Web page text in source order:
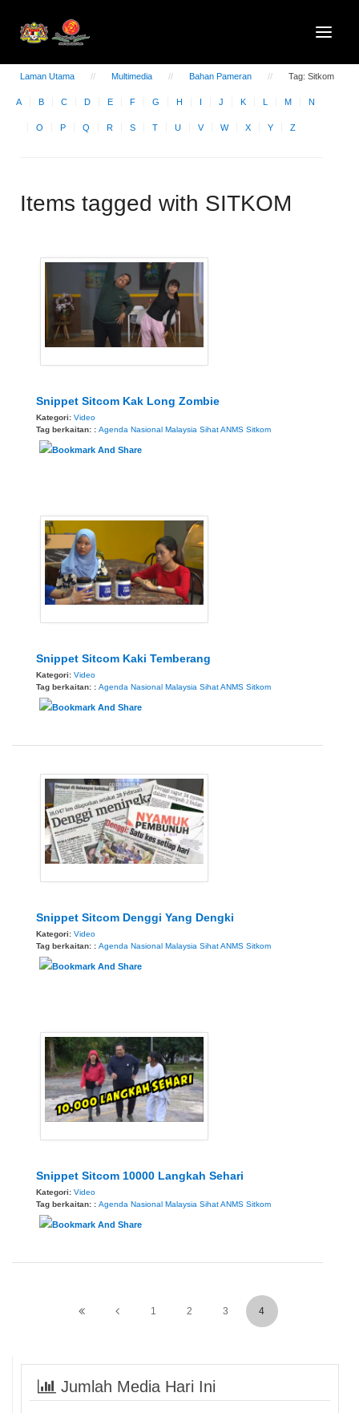
Laman Utama Multimedia Bahan Pameran Tag: Sitkom
A B C D E F G H I J K L M N
O P Q R S T U V W X Y Z
Items tagged with SITKOM
Snippet Sitcom Kak Long Zombie
Kategori: Video
Tag berkaitan: : Agenda Nasional Malaysia SihatANMS Sitkom
Snippet Sitcom Kaki Temberang
Kategori: Video
Tag berkaitan: : Agenda Nasional Malaysia SihatANMS Sitkom
Snippet Sitcom Denggi Yang Dengki
Kategori: Video
Tag berkaitan: : Agenda Nasional Malaysia SihatANMS Sitkom
Snippet Sitcom 10000 Langkah Sehari
Kategori: Video
Tag berkaitan: : Agenda Nasional Malaysia SihatANMS Sitkom
1 2 3 4
Jumlah Media Hari Ini